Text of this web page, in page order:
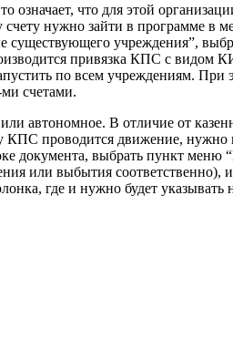
означает, что для этой
нужно зайти в программе в
существующего учреждения”,
привязка КПС с видом
по всем учреждениям. При
счетами.
автономное. В отличие от
КПС проводится движение,
документа, выбрать пункт
или выбытия
где и нужно будет